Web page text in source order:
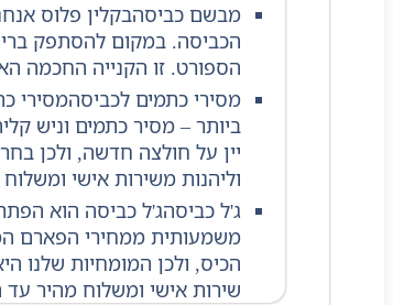
מבשם כביסהבקלין פלוס
הכביסה. במקום להסתפק
הספורט. זו הקנייה החכמה
מסירי כתמים לכביסהמסירי
יין על חולצה חדשה, ולכן
וליהנות משירות אישי
ג'ל כביסהג'ל כביסה הוא
משמעותית ממחירי הפארם
הכיס, ולכן המומחיות שלנו
שירות אישי ומשלוח מהיר